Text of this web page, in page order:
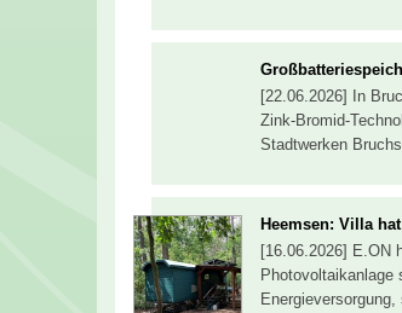
[22.06.2026] In
Zink-Bromid-
Stadtwerken
Heemsen: Villa
[16.06.2026] E.ON